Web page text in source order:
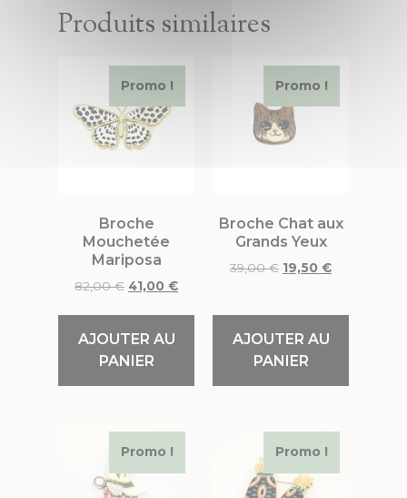
Produits similaires
Promo !
Broche
Mouchetée
Mariposa
82,00€ 41,00 €
AJOUTER AU
PANIER
Promo !
Broche Chat aux
Grands Yeux
39,00€ 19,50 €
AJOUTER AU
PANIER
Promo ! Promo !